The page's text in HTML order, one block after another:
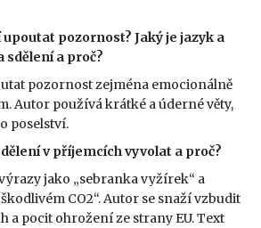
upoutat pozornost? Jaký je jazyk a
a proč?
pozornost zejména emocionálně
Autor používá krátké a úderné věty,
poselství.
v příjemcích vyvolat a proč?
jako „sebranka vyžírek“ a
CO2“. Autor se snaží vzbudit
a pocit ohrožení ze strany EU. Text